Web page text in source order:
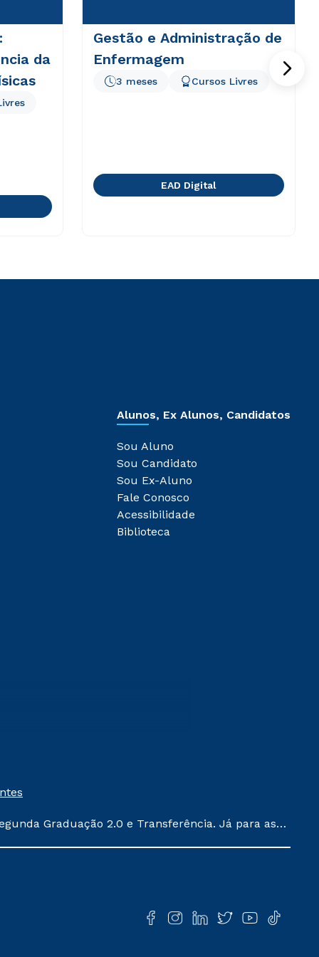
da
Gestão e Administração de
Enfermagem
3 meses Cursos Livres
EAD Digital
Alunos, Ex Alunos, Candidatos
Sou Aluno
Sou Candidato
Sou Ex-Aluno
Fale Conosco
Acessibilidade
Biblioteca
Graduação 2.0 e Transferência. Já para as